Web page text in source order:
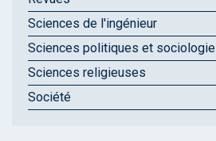
Sciences de l'ingénieur
Sciences politiques et sociologie
Sciences religieuses
Société